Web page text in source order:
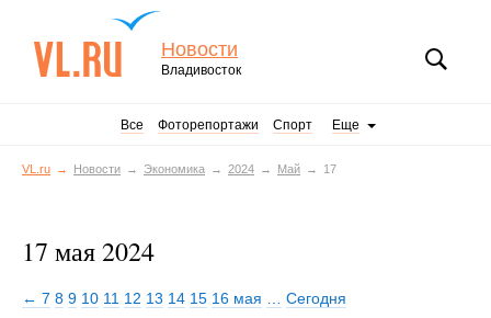
Новости
Владивосток
Все Фоторепортажи Спорт Еще
VL.ru Новости Экономика 2024 Май 17
17 мая 2024
← 7 8 9 10 11 12 13 14 15 16 мая Сегодня